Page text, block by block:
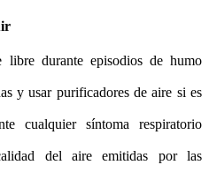
libre durante episodios de humo
y usar purificadores de aire si es
cualquier síntoma respiratorio
del aire emitidas por las